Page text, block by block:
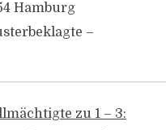
Hamburg
–
zu 1 – 3: